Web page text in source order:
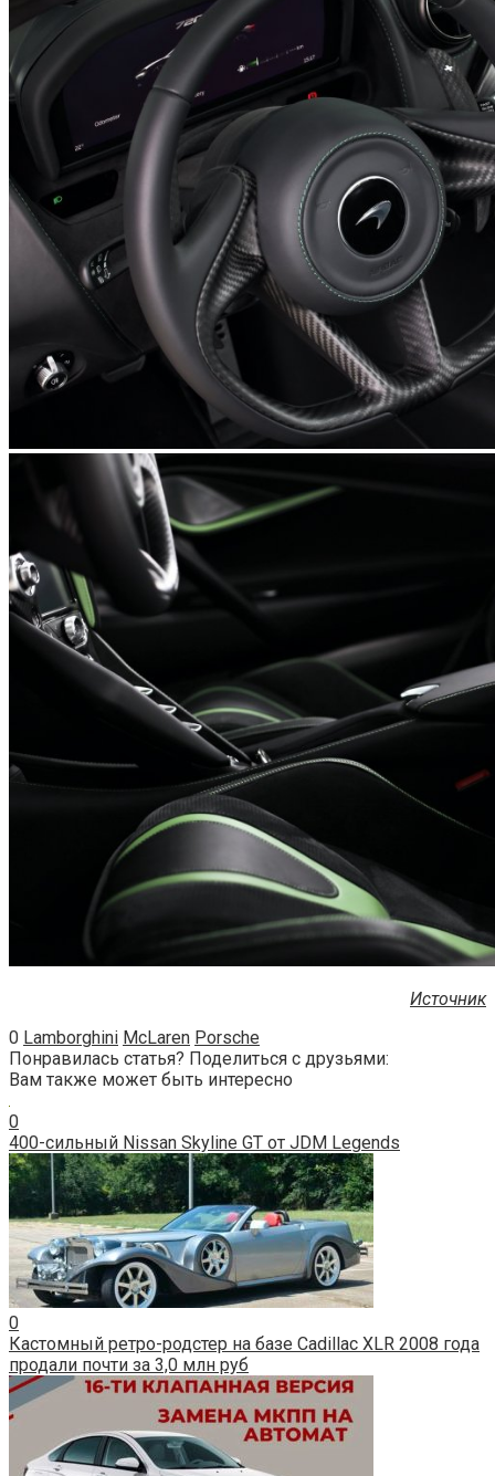
Источник
0 Lamborghini McLaren Porsche
Понравилась статья? Поделиться с друзьями:
Вам также может быть интересно
0
400-сильный Nissan Skyline GT от JDM Legends
0
Кастомный ретро-родстер на базе Cadillac XLR 2008 года
продали почти за 3,0 млн руб